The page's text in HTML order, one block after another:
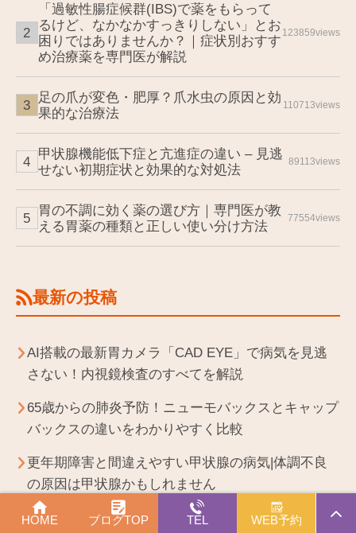
「過敏性腸症候群(IBS)で薬をもらって
るけど、なかなかすっきりしない」とお
困りではありませんか？｜症状別おすす
め治療薬を専門医が解説
123859views
足の爪が変色・肥厚？爪水虫の原因と効
果的な治療法
110713views
甲状腺機能低下症と亢進症の違い – 見逃
せない初期症状と効果的な対処法
89113views
胃の不調に効く薬の選び方｜専門医が教
える胃薬の種類と正しい使い分け方法
77554views
最新の投稿
AI搭載の最新胃カメラ「CAD EYE」で病気を見逃
さない！内視鏡検査のすべてを解説
65歳からの肺炎予防！ニューモバックスとキャップ
バックスの違いをわかりやすく比較
更年期障害と間違えやすい甲状腺の病気|体調不良
の原因は甲状腺かもしれません
【50歳以上は要注意】帯状疱疹は予防すべき病気！
HOME ブログTOP TEL WEB予約
TOP